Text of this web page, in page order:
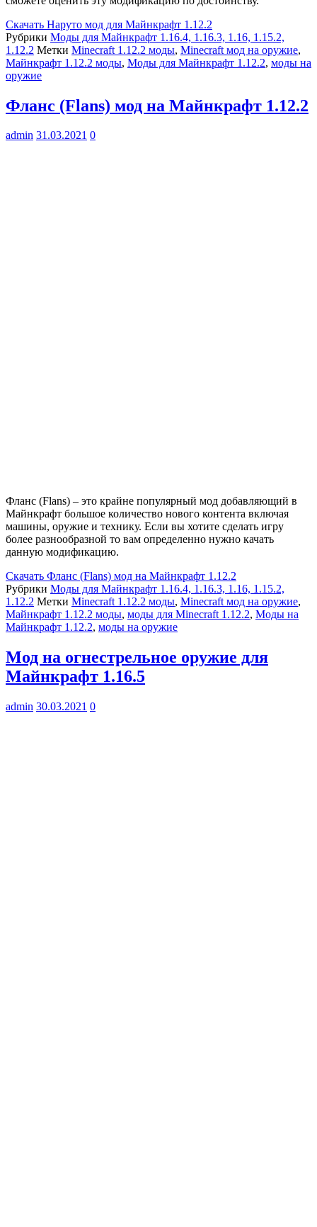
Скачать Наруто мод для Майнкрафт 1.12.2
Рубрики Моды для Майнкрафт 1.16.4, 1.16.3, 1.16, 1.15.2,
1.12.2 Метки Minecraft 1.12.2 моды, Minecraft мод на оружие,
Майнкрафт 1.12.2 моды, Моды для Майнкрафт 1.12.2, моды на
оружие
Фланс (Flans) мод на Майнкрафт 1.12.2
admin 31.03.2021 0
Фланс (Flans) – это крайне популярный мод добавляющий в
Майнкрафт большое количество нового контента включая
машины, оружие и технику. Если вы хотите сделать игру
более разнообразной то вам определенно нужно качать
данную модификацию.
Скачать Фланс (Flans) мод на Майнкрафт 1.12.2
Рубрики Моды для Майнкрафт 1.16.4, 1.16.3, 1.16, 1.15.2,
1.12.2 Метки Minecraft 1.12.2 моды, Minecraft мод на оружие,
Майнкрафт 1.12.2 моды, моды для Minecraft 1.12.2, Моды на
Майнкрафт 1.12.2, моды на оружие
Мод на огнестрельное оружие для
Майнкрафт 1.16.5
admin 30.03.2021 0